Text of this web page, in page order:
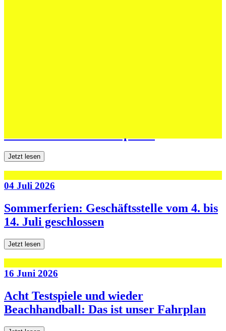
Jetzt lesen
04 Juli 2026
Sommerferien: Geschäftsstelle vom 4. bis
14. Juli geschlossen
Jetzt lesen
16 Juni 2026
Acht Testspiele und wieder
Beachhandball: Das ist unser Fahrplan